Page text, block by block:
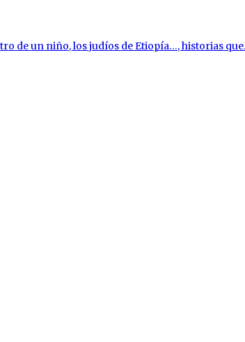
de un niño, los judíos de Etiopía…, historias